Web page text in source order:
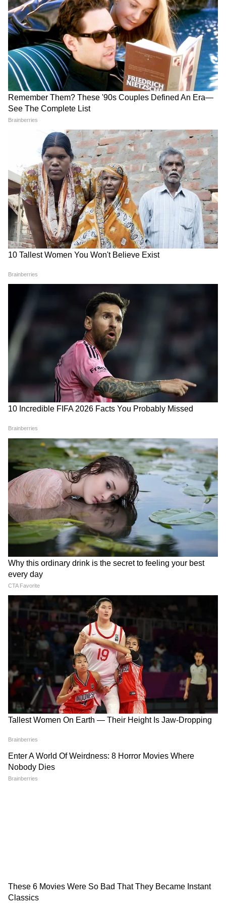
LATEST VIDEOS
Atiq Ahmed के बेटे की मौत पर घर पहुंचे
Akhilesh Yadav के विधायक, जमकर हो रही
फजीहत!
समुद्र की तरह क्यों हिल रहा था मोरबी के कुएं का